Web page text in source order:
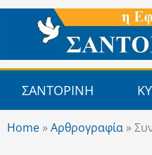
Μετάβαση
περιεχόμενο
ΣΑΝΤΟΡΙΝΗ
Home »Αρθρογραφία »